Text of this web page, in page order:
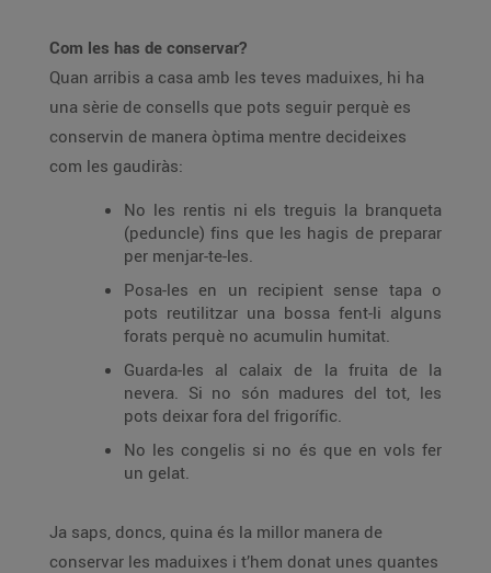
Com les has de conservar?
Quan arribis a casa amb les teves maduixes, hi ha
una sèrie de consells que pots seguir perquè es
conservin de manera òptima mentre decideixes
com les gaudiràs:
No les rentis ni els treguis la branqueta
(peduncle) fins que les hagis de preparar
per menjar-te-les.
Posa-les en un recipient sense tapa o
pots reutilitzar una bossa fent-li alguns
forats perquè no acumulin humitat.
Guarda-les al calaix de la fruita de la
nevera. Si no són madures del tot, les
pots deixar fora del frigorífic.
No les congelis si no és que en vols fer
un gelat.
Ja saps, doncs, quina és la millor manera de
conservar les maduixes i t’hem donat unes quantes